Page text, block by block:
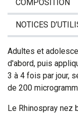
COMPOSITION
NOTICES
Adultes et
d'abord, puis
3 à 4 fois par jour,
de 200
Le Rhinospray nez